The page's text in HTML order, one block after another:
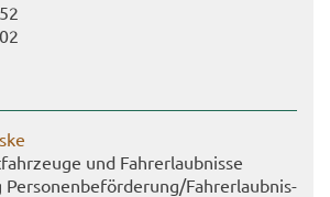
und Fahr­erlaub­nis­se
Per­so­nen­be­för­de­rung/Fahr­erlaub­nis­